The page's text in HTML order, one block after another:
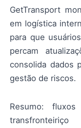
GetTransport
em logística
para que
percam
consolida dados
gestão de riscos.
Resumo: